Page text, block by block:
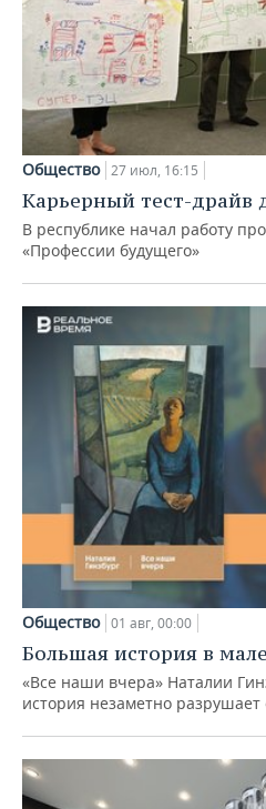
Общество 27 июл, 16:15
Карьерный тест-драйв
В республике начал работу
«Профессии будущего»
Общество 01 авг, 00:00
Большая история в
«Все наши вчера» Наталии
история незаметно